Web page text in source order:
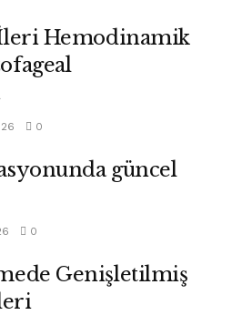
Hemodinamik
0
güncel
0
Genişletilmiş